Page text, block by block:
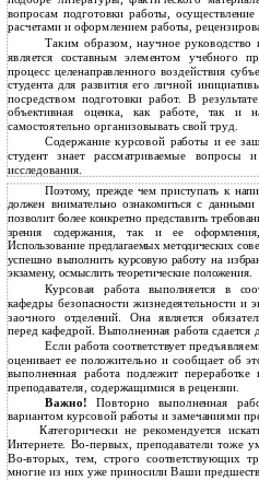
вопросам подготовки работы,
расчетами и оформлением работы,
Таким образом, научное руководство
является составным элементом учебного
процесс целенаправленного воздействия
студента для развития его личной
посредством подготовки работ. В
объективная оценка, как работе, так и
самостоятельно организовывать свой труд.
Содержание курсовой работы и ее
студент знает рассматриваемые вопросы
исследования.
Поэтому, прежде чем приступать к
должен внимательно ознакомиться с
позволит более конкретно представить
зрения содержания, так и ее
Использование предлагаемых методических
успешно выполнить курсовую работу на
экзамену, осмыслить теоретические положения.
Курсовая работа выполняется в
кафедры безопасности жизнедеятельности и
заочного отделений. Она является
перед кафедрой. Выполненная работа сдается
Если работа соответствует
оценивает ее положительно и сообщает об
выполненная работа подлежит переработке
преподавателя, содержащимися в рецензии.
Важно! Повторно выполненная
вариантом курсовой работы и замечаниями
Категорически не рекомендуется
Интернете. Во-первых, преподаватели тоже
Во-вторых, тем, строго соответствующих
многие из них уже приносили Ваши